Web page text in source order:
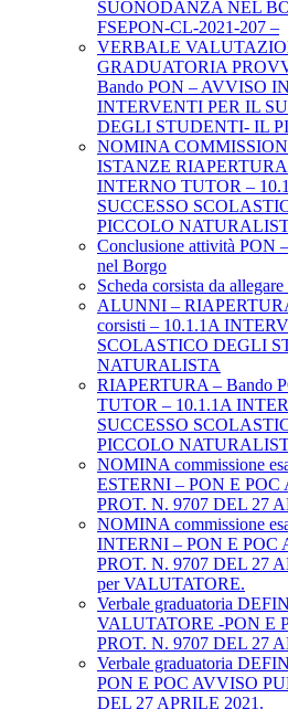
SUONODANZA NEL
FSEPON-CL-2021-207 –
VERBALE
GRADUATORIA
Bando PON – AVVISO
INTERVENTI PER IL
DEGLI STUDENTI- IL
NOMINA
ISTANZE
INTERNO TUTOR –
SUCCESSO
PICCOLO
Conclusione attività PON
nel Borgo
Scheda corsista da
ALUNNI –
corsisti – 10.1.1A
SCOLASTICO DEGLI
NATURALISTA
RIAPERTURA – Bando
TUTOR – 10.1.1A
SUCCESSO
PICCOLO
NOMINA commissione
ESTERNI – PON E
PROT. N. 9707 DEL 27
NOMINA commissione
INTERNI – PON E POC
PROT. N. 9707 DEL 27
per VALUTATORE.
Verbale graduatoria
VALUTATORE -PON E
PROT. N. 9707 DEL 27
Verbale graduatoria
PON E POC AVVISO
DEL 27 APRILE 2021.